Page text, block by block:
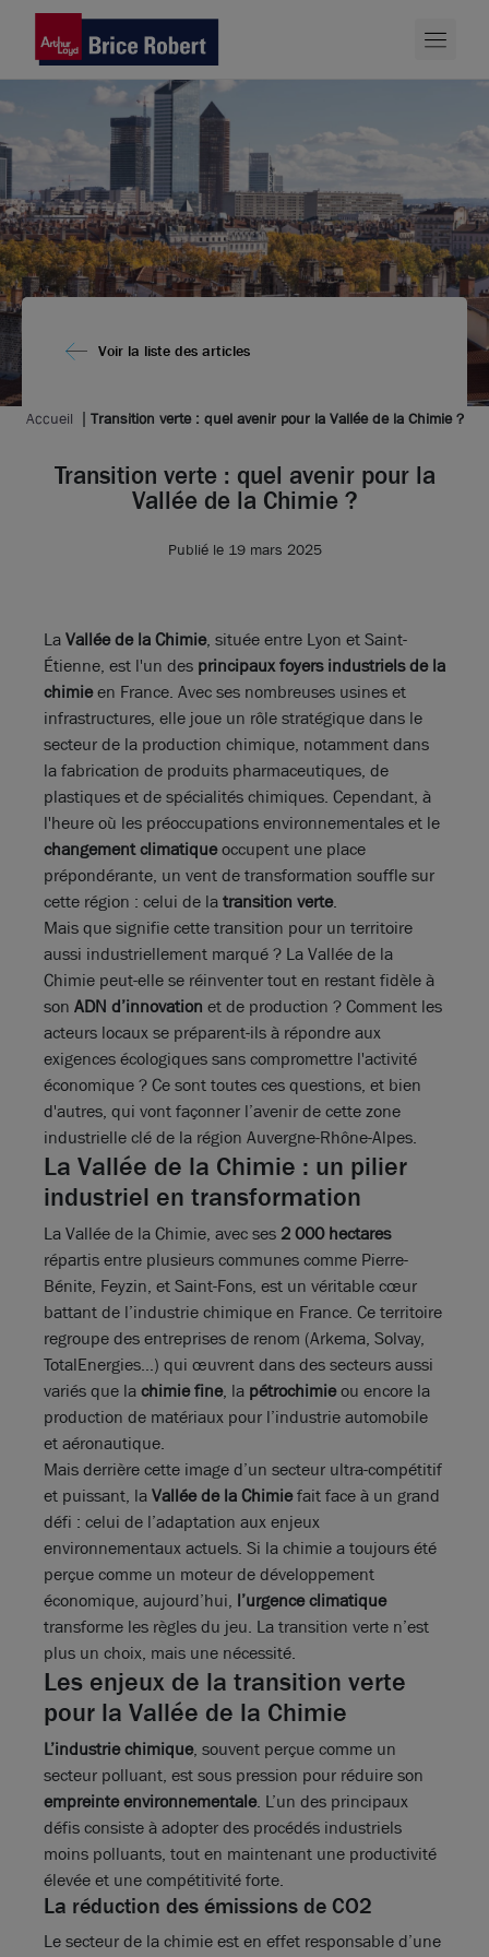
Voir la liste des articles
Accueil Transition verte : quel avenir pour la Vallée de la Chimie ?
Transition verte : quel avenir pour la
Vallée de la Chimie ?
Publié le 19 mars 2025
LaVallée de la Chimie, située entre Lyon et Saint-
Étienne, est l'un des principaux foyers industriels de la
chimieen France. Avec ses nombreuses usines et
infrastructures, elle joue un rôle stratégique dans le
secteur de la production chimique, notamment dans
la fabrication de produits pharmaceutiques, de
plastiques et de spécialités chimiques. Cependant, à
l'heure où les préoccupations environnementales et le
changement climatiqueoccupent une place
prépondérante, un vent de transformation souffle sur
cette région : celui de latransition verte.
Mais que signifie cette transition pour un territoire
aussi industriellement marqué ? La Vallée de la
Chimie peut-elle se réinventer tout en restant fidèle à
son ADN d’innovation et de production ? Comment les
acteurs locaux se préparent-ils à répondre aux
exigences écologiques sans compromettre l'activité
économique ? Ce sont toutes ces questions, et bien
d'autres, qui vont façonner l’avenir de cette zone
industrielle clé de la région Auvergne-Rhône-Alpes.
La Vallée de la Chimie : un pilier
industriel en transformation
La Vallée de la Chimie, avec ses 2 000 hectares
répartis entre plusieurs communes comme Pierre-
Bénite, Feyzin, et Saint-Fons, est un véritable cœur
battant de l’industrie chimique en France. Ce territoire
regroupe des entreprises de renom (Arkema, Solvay,
TotalEnergies…) qui œuvrent dans des secteurs aussi
variés que lachimie fine, la pétrochimieou encore la
production de matériaux pour l’industrie automobile
et aéronautique.
Mais derrière cette image d’un secteur ultra-compétitif
et puissant, laVallée de la Chimiefait face à un grand
défi : celui de l’adaptation aux enjeux
environnementaux actuels. Si la chimie a toujours été
perçue comme un moteur de développement
économique, aujourd’hui, l’urgence climatique
transforme les règles du jeu. La transition verte n’est
plus un choix, mais une nécessité.
Les enjeux de la transition verte
pour la Vallée de la Chimie
L’industrie chimique, souvent perçue comme un
secteur polluant, est sous pression pour réduire son
empreinte environnementale. L’un des principaux
défis consiste à adopter des procédés industriels
moins polluants, tout en maintenant une productivité
élevée et une compétitivité forte.
La réduction des émissions de CO2
Le secteur de la chimie est en effet responsable d’une